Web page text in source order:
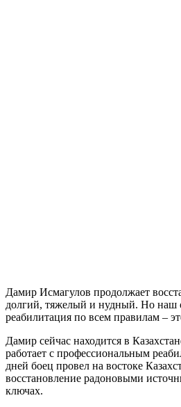
Дамир Исмагулов продолжает
долгий, тяжелый и нудный. Но наш
реабилитация по всем правилам –
Дамир сейчас находится в
работает с профессиональным
дней боец провел на востоке
восстановление радоновыми
ключах.